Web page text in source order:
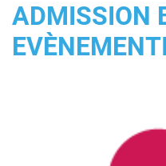
ADMISSION